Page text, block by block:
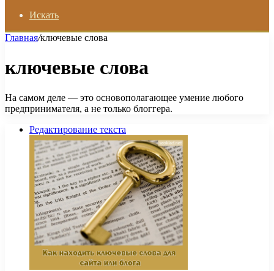
Искать
Главная/ключевые слова
ключевые слова
На самом деле — это основополагающее умение любого
предпринимателя, а не только блоггера.
Редактирование текста